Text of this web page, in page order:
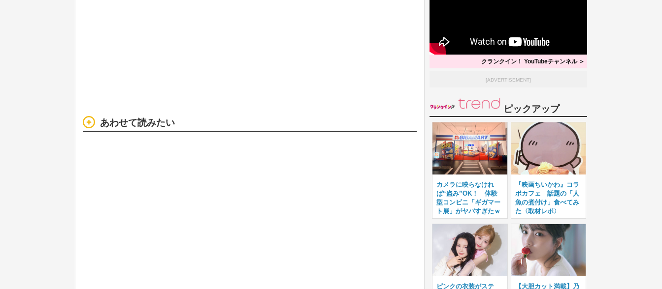
あわせて読みたい
クランクイン！ YouTubeチャンネル ＞
[ADVERTISEMENT]
ピックアップ
カメラに映らなけれ
ば“盗み”OK！ 体験
型コンビニ「ギガマー
ト展」がヤバすぎたｗ
『映画ちいかわ』コラ
ボカフェ 話題の「人
魚の煮付け」食べてみ
た〈取材レポ〉
ピンクの衣装がステ 【大胆カット満載】乃